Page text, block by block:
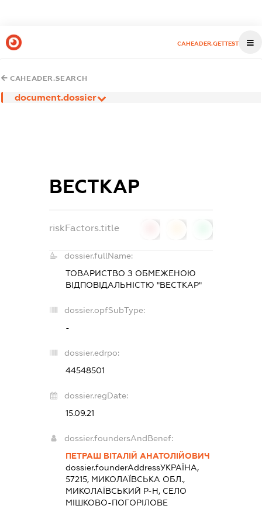
CAHEADER.GETTEST
CAHEADER.SEARCH
document.dossier
ВЕСТКАР
riskFactors.title
dossier.fullName:
ТОВАРИСТВО З ОБМЕЖЕНОЮ
ВІДПОВІДАЛЬНІСТЮ "ВЕСТКАР"
dossier.opfSubType:
-
dossier.edrpo:
44548501
dossier.regDate:
15.09.21
dossier.foundersAndBenef:
ПЕТРАШ ВІТАЛІЙ АНАТОЛІЙОВИЧ
dossier.founderAddressУКРАЇНА,
57215, МИКОЛАЇВСЬКА ОБЛ.,
МИКОЛАЇВСЬКИЙ Р-Н, СЕЛО
МІШКОВО-ПОГОРІЛОВЕ